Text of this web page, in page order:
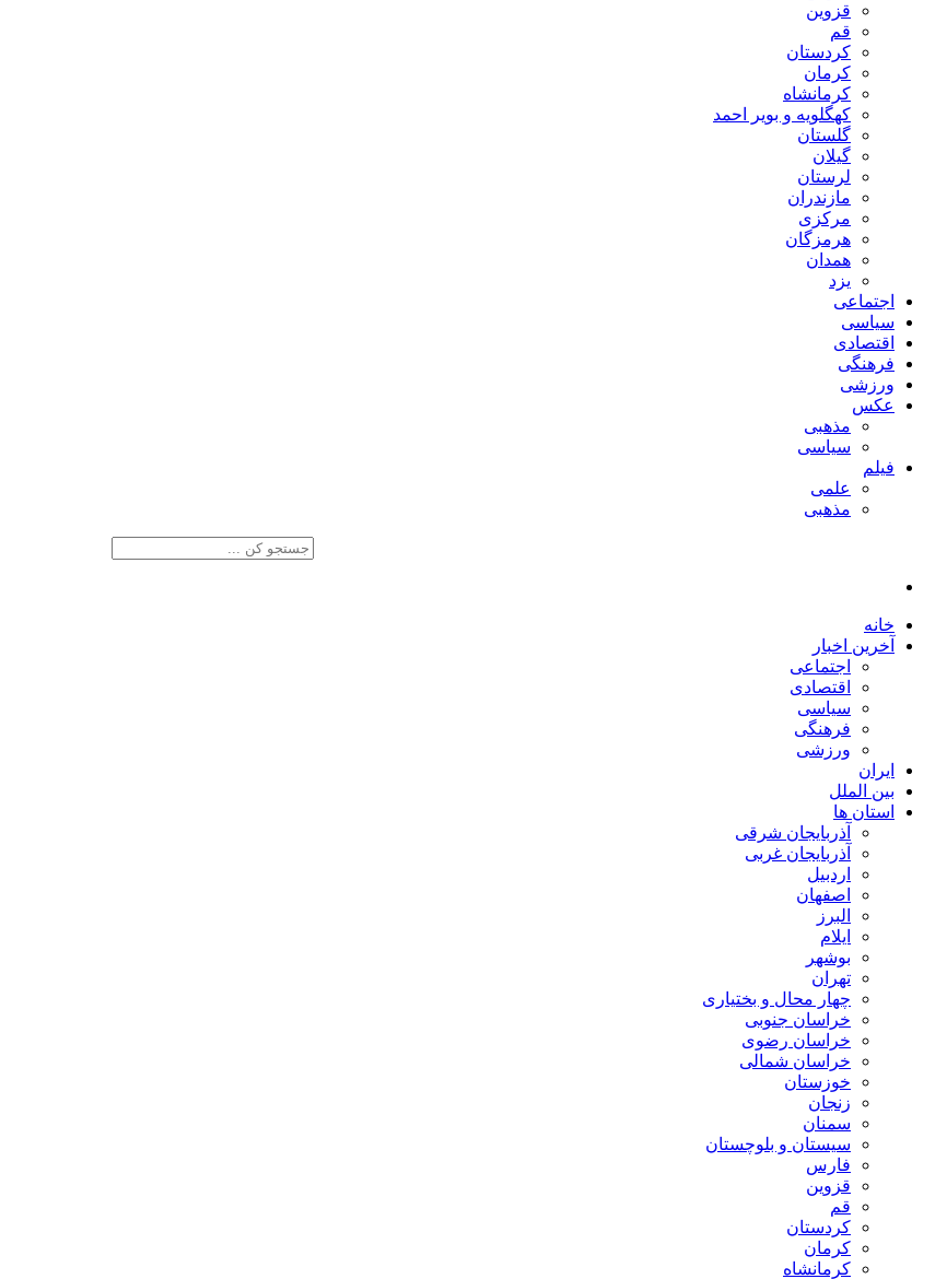
قزوین
قم
کردستان
کرمان
کرمانشاه
کهگلویه و بویر احمد
گلستان
گیلان
لرستان
مازندران
مرکزی
هرمزگان
همدان
یزد
اجتماعی
سیاسی
اقتصادی
فرهنگی
ورزشی
عکس
مذهبی
سیاسی
فیلم
علمی
مذهبی
خانه
آخرین اخبار
اجتماعی
اقتصادی
سیاسی
فرهنگی
ورزشی
ایران
بین الملل
استان ها
آذربایجان شرقی
آذربایجان غربی
اردبیل
اصفهان
البرز
ایلام
بوشهر
تهران
چهار محال و بختیاری
خراسان جنوبی
خراسان رضوی
خراسان شمالی
خوزستان
زنجان
سمنان
سیستان و بلوچستان
فارس
قزوین
قم
کردستان
کرمان
کرمانشاه